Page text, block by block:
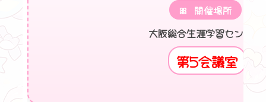
🎀 開催場所
大阪総合生涯学習センター
第5会議室